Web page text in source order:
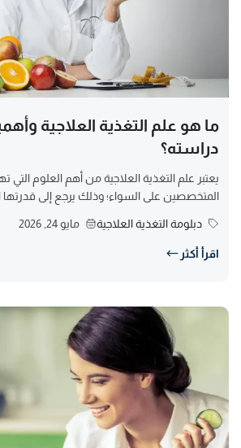
ما هو علم التغذية العلاجية
دراسته؟
يعتبر علم التغذية العلاجية من أهم العلوم
المتخصصين على السواء؛ وذلك يرجع إلى قدرتها
دبلومة التغذية العلاجية مايو 24, 2026
اقرأ أكثر